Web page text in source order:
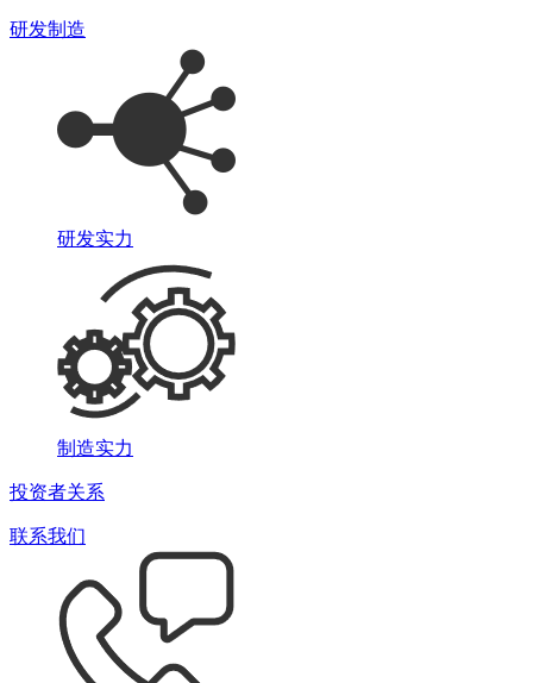
研发制造
研发实力
制造实力
投资者关系
联系我们